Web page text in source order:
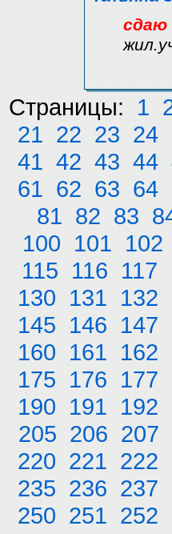
сдаю
Страницы: 1
21 22 23 24
41 42 43 44
61 62 63 64
81 82 83
100 101 102
115 116 117
130 131 132
145 146 147
160 161 162
175 176 177
190 191 192
205 206 207
220 221 222
235 236 237
250 251 252